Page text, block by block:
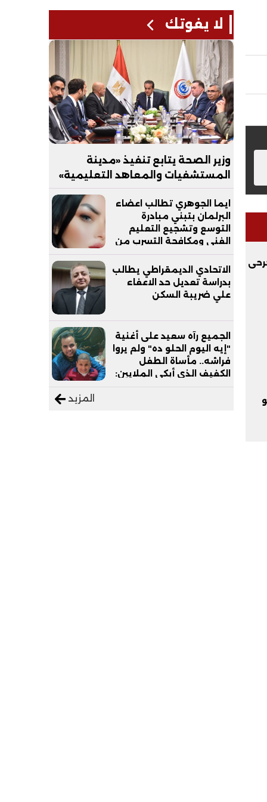
لا يفوتك
وزير الصحة يتابع تنفيذ «مدينة
المستشفيات والمعاهد التعليمية»
بالعاصمة الجديدة
ايما الجوهري تطالب اعضاء
البرلمان بتبني مبادرة
التوسع وتشجيع التعليم
الفني ومكافحة التسرب من
التعليم
الاتحادي الديمقراطي يطالب
بدراسة تعديل حد الاعفاء
علي ضريبة السكن
الجميع رآه سعيد على أغنية
"إيه اليوم الحلو ده" ولم يروا
فراشه.. مأساة الطفل
الكفيف الذي أبكى الملايين:
المزيد